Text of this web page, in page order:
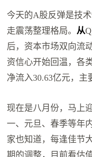
今天的A股反弹是技
走震荡整理格局。从
后，资本市场双向流
资信心开始回温，各
净流入30.63亿元，主
现在是八月份，马上
一、元旦、春季等年
家也知道，每逢佳节